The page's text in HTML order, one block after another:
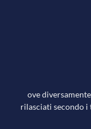
ove
rilasciati secondo